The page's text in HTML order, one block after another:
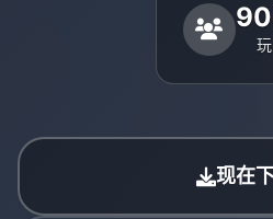
现在